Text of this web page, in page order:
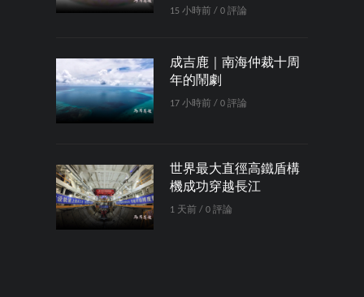
15 小時前 / 0 評論
成吉鹿｜南海仲裁十周
年的鬧劇
17 小時前 / 0 評論
世界最大直徑高鐵盾構
機成功穿越長江
1 天前 / 0 評論